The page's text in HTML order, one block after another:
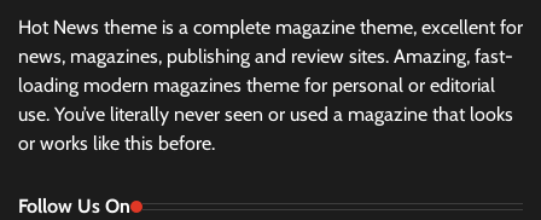
Hot News theme is a complete magazine theme, excellent for
news, magazines, publishing and review sites. Amazing, fast-
loading modern magazines theme for personal or editorial
use. You’ve literally never seen or used a magazine that looks
or works like this before.
Follow Us On